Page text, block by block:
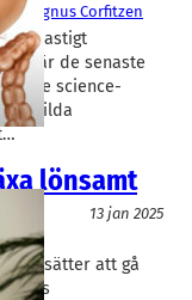
Magnus Corfitzen
en hastigt
är de senaste
life science-
skilda
lönsamt
13 jan 2025
fortsätter att gå